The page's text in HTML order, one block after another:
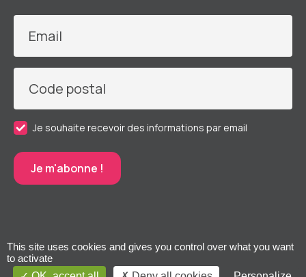
Email
Code postal
Je souhaite recevoir des informations par email
This site uses cookies and gives you control over what you want
to activate